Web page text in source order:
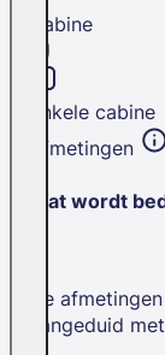
Cabine
Enkele cabine
Afmetingen
Wat wordt
De
aangeduid